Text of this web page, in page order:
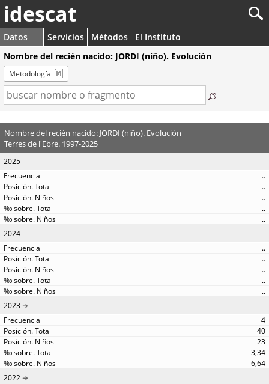
idescat
Datos Servicios Métodos
El Instituto
Nombre del recién nacido: JORDI (niño). Evolución
Metodología
Nombre del recién nacido: JORDI (niño). Evolución
Terres de l'Ebre. 1997-2025
2025
..
..
..
..
..
2024
..
..
..
..
..
2023
4
40
23
3,34
6,64
2022